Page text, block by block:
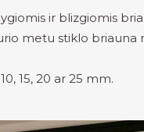
ir blizgiomis
metu stiklo briauna
15, 20 ar 25 mm.